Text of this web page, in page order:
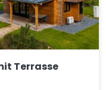
Terrasse